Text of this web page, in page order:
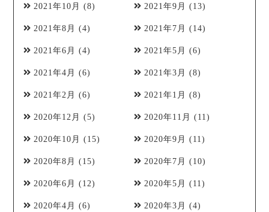
2021年10月 (8) 2021年9月 (13)
2021年8月 (4) 2021年7月 (14)
2021年6月 (4) 2021年5月 (6)
2021年4月 (6) 2021年3月 (8)
2021年2月 (6) 2021年1月 (8)
2020年12月 (5) 2020年11月 (11)
2020年10月 (15) 2020年9月 (11)
2020年8月 (15) 2020年7月 (10)
2020年6月 (12) 2020年5月 (11)
2020年4月 (6) 2020年3月 (4)